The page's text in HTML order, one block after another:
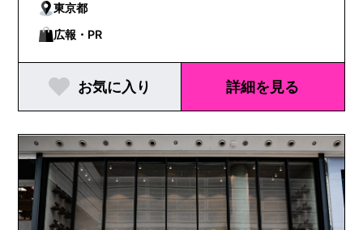
東京都
広報・PR
お気に入り 詳細を見る